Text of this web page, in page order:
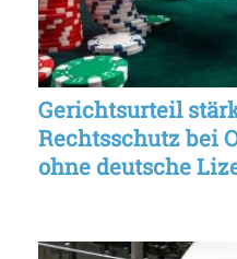
Gerichtsurteil
Rechtsschutz bei
ohne deutsche